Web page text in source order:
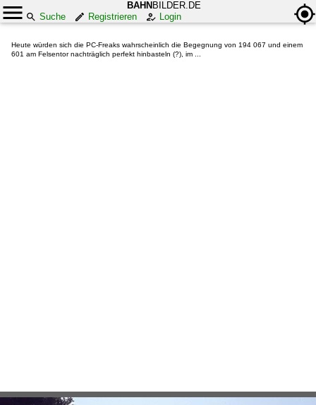
BAHN BILDER.DE
Suche
Registrieren Login
Heute würden sich die PC-Freaks wahrscheinlich die Begegnung von 194 067 und einem
601 am Felsentor nachträglich perfekt hinbasteln (?), im ...